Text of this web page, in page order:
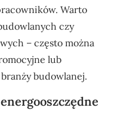
Warto
czy
– często można
lub
budowlanej.